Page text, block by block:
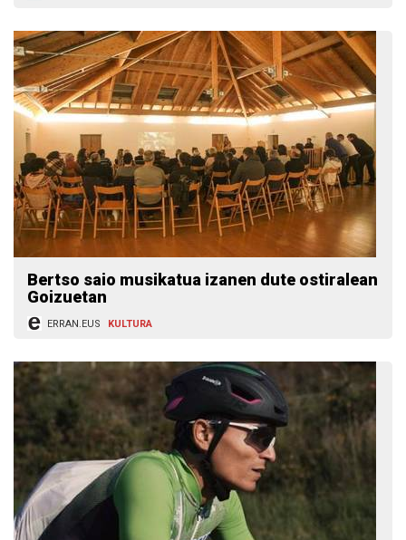
Bertso saio musikatua izanen dute ostiralean
Goizuetan
ERRAN.EUS KULTURA